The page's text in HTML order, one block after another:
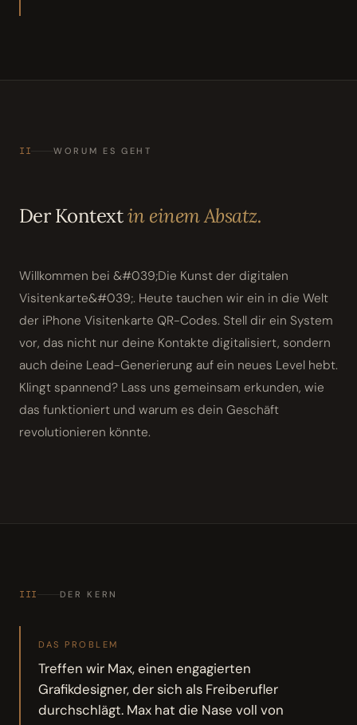
II WORUM ES GEHT
Der Kontextin einem Absatz.
Willkommen bei &#039;Die Kunst der digitalen
Visitenkarte&#039;. Heute tauchen wir ein in die Welt
der iPhone Visitenkarte QR-Codes. Stell dir ein System
vor, das nicht nur deine Kontakte digitalisiert, sondern
auch deine Lead-Generierung auf ein neues Level hebt.
Klingt spannend? Lass uns gemeinsam erkunden, wie
das funktioniert und warum es dein Geschäft
revolutionieren könnte.
III DER KERN
DAS PROBLEM
Treffen wir Max, einen engagierten
Grafikdesigner, der sich als Freiberufler
durchschlägt. Max hat die Nase voll von